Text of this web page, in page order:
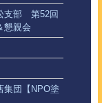
支部 第52回
懇親会
集団【NPO塗